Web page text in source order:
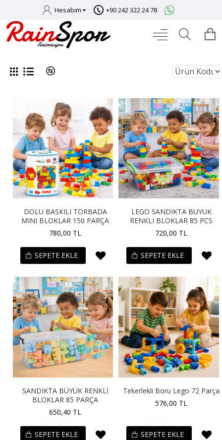
Hesabım +90 242 322 24 78
DOLU BASKILI TORBADA
MINI BLOKLAR 150 PARÇA
780,00 TL
SEPETE EKLE
LEGO SANDIKTA BUYUK
RENKLI BLOKLAR 85 PCS
720,00 TL
SEPETE EKLE
SANDIKTA BÜYÜK RENKLİ
BLOKLAR 85 PARÇA
650,40 TL
SEPETE EKLE
Tekerlekli Boru Lego 72 Parça
576,00 TL
SEPETE EKLE